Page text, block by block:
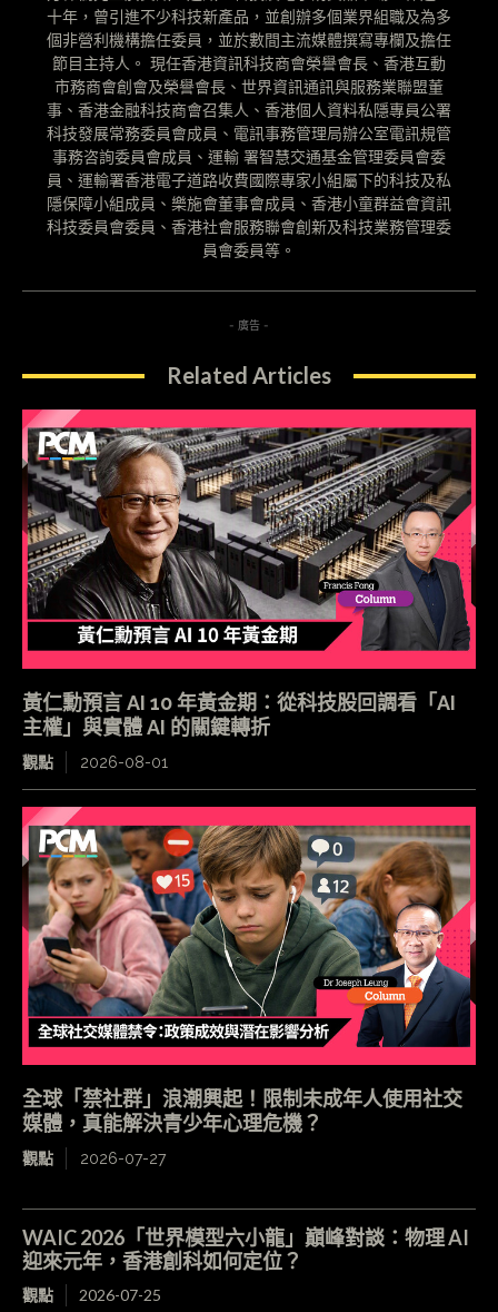
十年，曾引進不少科技新產品，並創辦多個業界組職及為多
個非營利機構擔任委員，並於數間主流媒體撰寫專欄及擔任
節目主持人。 現任香港資訊科技商會榮譽會長、香港互動
市務商會創會及榮譽會長、世界資訊通訊與服務業聯盟董
事、香港金融科技商會召集人、香港個人資料私隱專員公署
科技發展常務委員會成員、電訊事務管理局辦公室電訊規管
事務咨詢委員會成員、運輸 署智慧交通基金管理委員會委
員、運輸署香港電子道路收費國際專家小組屬下的科技及私
隱保障小組成員、樂施會董事會成員、香港小童群益會資訊
科技委員會委員、香港社會服務聯會創新及科技業務管理委
員會委員等。
- 廣告 -
Related Articles
黃仁勳預言 AI 10 年黃金期：從科技股回調看「AI
主權」與實體 AI 的關鍵轉折
觀點 2026-08-01
全球「禁社群」浪潮興起！限制未成年人使用社交
媒體，真能解決青少年心理危機？
觀點 2026-07-27
WAIC 2026「世界模型六小龍」巔峰對談：物理 AI
迎來元年，香港創科如何定位？
觀點 2026-07-25